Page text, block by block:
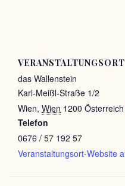
VERANSTALTUNGSORT
das Wallenstein
Karl-Meißl-Straße 1/2
Wien, Wien 1200 Österreich
Telefon
0676 / 57 192 57
Veranstaltungsort-Website